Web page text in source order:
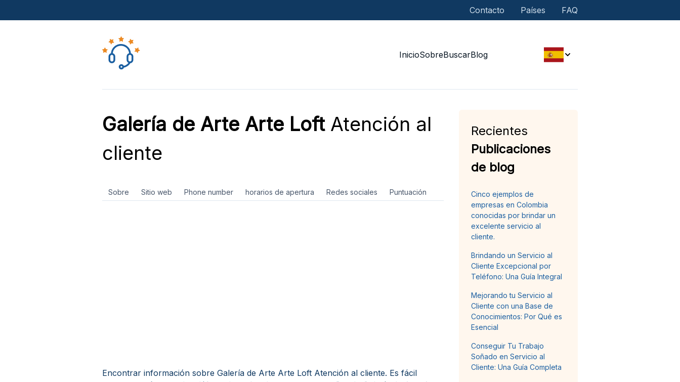
Contacto Países FAQ
InicioSobreBuscarBlog
Galería de Arte Arte LoftAtención al
cliente
Sobre Sitio web Phone number horarios de apertura Redes sociales Puntuación
Encontrar información sobre Galería de Arte Arte Loft Atención al cliente. Es fácil
Recientes
Publicaciones
de blog
Cinco ejemplos de
empresas en Colombia
conocidas por brindar un
excelente servicio al
cliente.
Brindando un Servicio al
Cliente Excepcional por
Teléfono: Una Guía Integral
Mejorando tu Servicio al
Cliente con una Base de
Conocimientos: Por Qué es
Esencial
Conseguir Tu Trabajo
Soñado en Servicio al
Cliente: Una Guía Completa